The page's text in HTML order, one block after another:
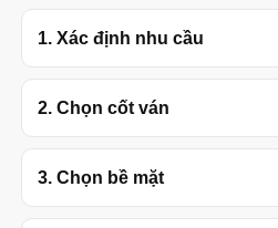
1. Xác định nhu cầu
2. Chọn cốt ván
3. Chọn bề mặt